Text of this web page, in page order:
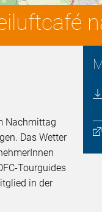
Nachmittag
Das Wetter
Tourguides
in der